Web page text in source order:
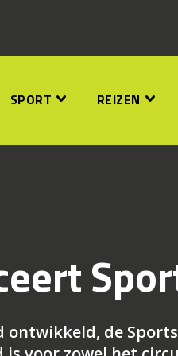
SPORT REIZEN
de